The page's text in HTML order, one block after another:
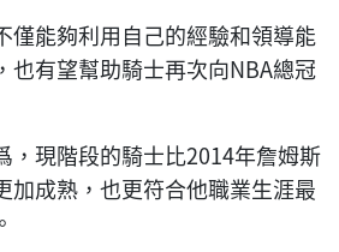
僅能夠利用自己的經驗和領導能
也有望幫助騎士再次向NBA總冠
，現階段的騎士比2014年詹姆斯
加成熟，也更符合他職業生涯最